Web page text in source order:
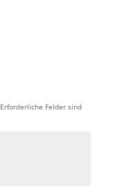
Erforderliche Felder sind